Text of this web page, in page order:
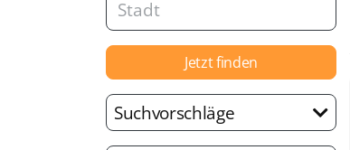
Jetzt finden
Suchvorschläge